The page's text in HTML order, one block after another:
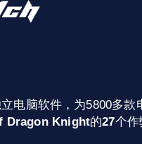
立电脑软件，为5800多
Dragon Knight的27个作